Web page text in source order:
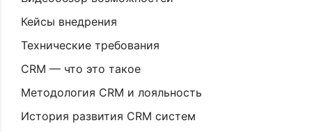
Кейсы внедрения
Технические требования
CRM — что это такое
Методология CRM и лояльность
История развития CRM систем